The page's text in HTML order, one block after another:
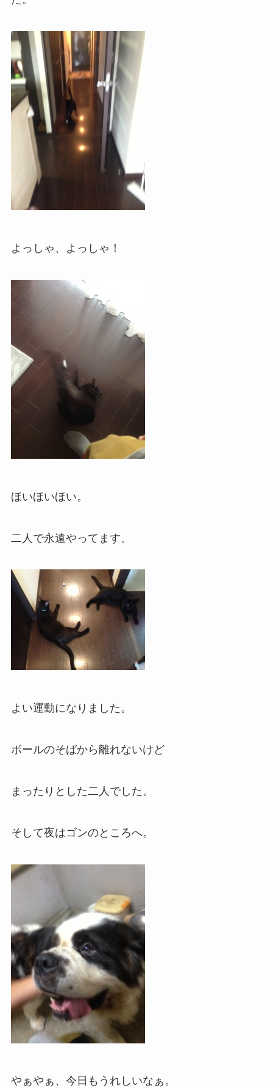
よっしゃ、よっしゃ！
ほいほいほい。
二人で永遠やってます。
よい運動になりました。
ボールのそばから離れないけど
まったりとした二人でした。
そして夜はゴンのところへ。
やぁやぁ、今日もうれしいなぁ。